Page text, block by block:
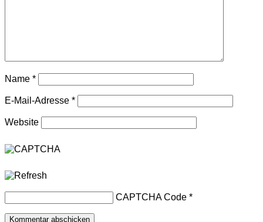
Name *
E-Mail-Adresse *
Website
CAPTCHA Code *